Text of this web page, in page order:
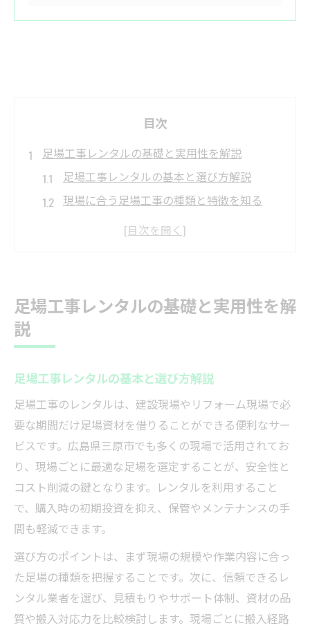
目次
足場工事レンタルの基礎と実用性を解説
足場工事レンタルの基本と選び方解説
現場に合う足場工事の種類と特徴を知る
足場工事レンタル利用のメリット徹底解説
現場目線で選ぶ足場工事レンタル活用法
現場に適した足場工事レンタル活用の極意
足場工事現場のニーズに応える選択肢
レンタル料金表でコスト管理を徹底しよう
三原市で効率的な足場工事導入のコツ
足場工事導入で失敗しない現場準備の方法
三原エリアでの足場工事レンタル活用手順
三共リース三原営業所のサービス特徴解説
レンタルカタログ活用で現場効率アップ
足場工事現場で即時調達を実現するコツ
足場工事を低コストで調達する秘訣とは
足場工事レンタルでコスト削減を実現する
方法
足場工事レンタルの基礎と実用性を解
説
足場工事レンタルの基本と選び方解説
足場工事のレンタルは、建設現場やリフォーム現場で必
要な期間だけ足場資材を借りることができる便利なサー
ビスです。広島県三原市でも多くの現場で活用されてお
り、現場ごとに最適な足場を選定することが、安全性と
コスト削減の鍵となります。レンタルを利用すること
で、購入時の初期投資を抑え、保管やメンテナンスの手
間も軽減できます。
選び方のポイントは、まず現場の規模や作業内容に合っ
た足場の種類を把握することです。次に、信頼できるレ
ンタル業者を選び、見積もりやサポート体制、資材の品
質や搬入対応力を比較検討します。現場ごとに搬入経路